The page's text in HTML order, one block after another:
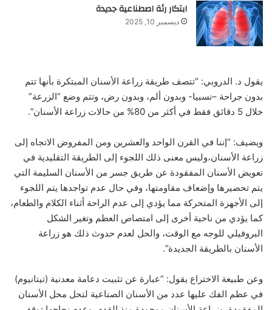
ابتكار رئة اصطناعية جديدة
ديسمبر 10, 2025
يقول د. الدروبي: “تتصف طريقة زراعة الأسنان المبتكرة بأنها تتم
بدون جراحة –نسبيا- وبدون ألم، وبدون رض، وتتم وضع “الزرعة”
خلال 5 دقائق فقط في أكثر من 80% من حالات زراعة الأسنان”.
ويضيف: “إننا في القرن الواحد والعشرين ومن المفروض الاتجاه إلى
زراعة الأسنان،وليس معنى ذلك اللجوء إلى الطريقة التقليدية في
تعويض الأسنان المفقودة عن طريق جسر من الأسنان السليمة التي
يتم تحضيرها وإضعاف مقاومتها، وفي حال عدم تواجدها يتم اللجوء
إلى الأجهزة المتحركة مما يؤدي إلى عدم الراحة أثناء الكلام والطعام،
كما يؤدي من ناحية أخرى إلى امتصاص العظم وتغير الشكل
البروفيلي للوجه مع الوقت، والحل لعدم حدوث ذلك هو زراعة
الأسنان بالطريقة الجديدة”.
وعن طبيعة الاختراع يقول: “عبارة عن تثبيت دعامة معدنية (تيتانيوم)
في عظم الفك عليها عدد من الأسنان الصناعية لتحل محل الأسنان